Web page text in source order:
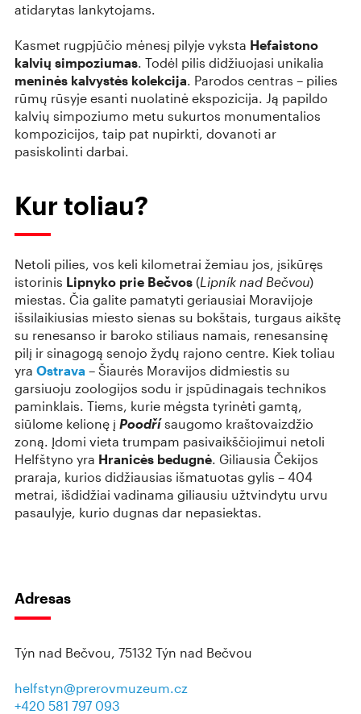
atidarytas lankytojams.
Kasmet rugpjūčio mėnesį pilyje vyksta Hefaistono
kalvių simpoziumas. Todėl pilis didžiuojasi unikalia
meninės kalvystės kolekcija. Parodos centras – pilies
rūmų rūsyje esanti nuolatinė ekspozicija. Ją papildo
kalvių simpoziumo metu sukurtos monumentalios
kompozicijos, taip pat nupirkti, dovanoti ar
pasiskolinti darbai.
Kur toliau?
Netoli pilies, vos keli kilometrai žemiau jos, įsikūręs
istorinis Lipnyko prie Bečvos (Lipník nad Bečvou)
miestas. Čia galite pamatyti geriausiai Moravijoje
išsilaikiusias miesto sienas su bokštais, turgaus aikštę
su renesanso ir baroko stiliaus namais, renesansinę
pilį ir sinagogą senojo žydų rajono centre. Kiek toliau
yra Ostrava – Šiaurės Moravijos didmiestis su
garsiuoju zoologijos sodu ir įspūdinagais technikos
paminklais. Tiems, kurie mėgsta tyrinėti gamtą,
siūlome kelionę į Poodřísaugomo kraštovaizdžio
zoną. Įdomi vieta trumpam pasivaikščiojimui netoli
Helfštyno yra Hranicės bedugnė. Giliausia Čekijos
praraja, kurios didžiausias išmatuotas gylis – 404
metrai, išdidžiai vadinama giliausiu užtvindytu urvu
pasaulyje, kurio dugnas dar nepasiektas.
Adresas
Týn nad Bečvou, 75132 Týn nad Bečvou
helfstyn@prerovmuzeum.cz
+420 581 797 093